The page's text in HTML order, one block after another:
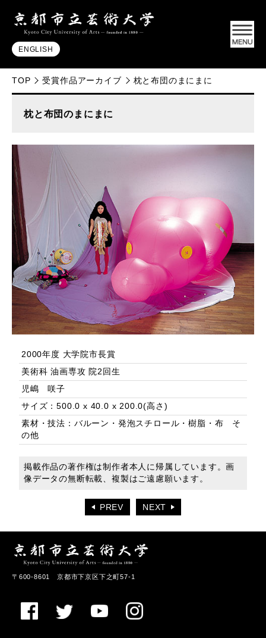
ENGLISH
TOP 受賞作品アーカイブ 枕と布団のまにまに
枕と布団のまにまに
2000年度 大学院市長賞
美術科 油画専攻 院2回生
児嶋 咲子
サイズ：500.0 x 40.0 x 200.0(高さ)
素材・技法：バルーン・発泡スチロール・樹脂・布 そ
の他
掲載作品の著作権は制作者本人に帰属しています。画
像データの無断転載、複製はご遠慮願います。
PREV NEXT
〒600-8601 京都市下京区下之町57-1